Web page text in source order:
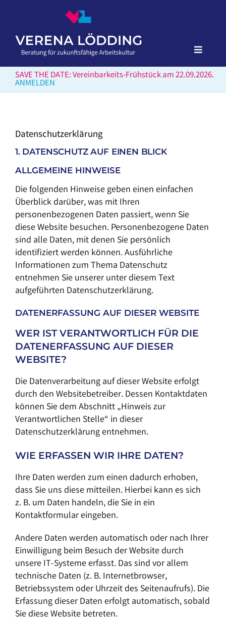
Toggle
BERATUNG
VORTRÄGE & WORKSHOPS
BLOG
KONTAKT
SAVE THE DATE: Vereinbarkeits-Frühstück am 22.09.2026.
ANMELDEN
Datenschutz­erklärung
1. DATENSCHUTZ AUF EINEN BLICK
ALLGEMEINE HINWEISE
Die folgenden Hinweise geben einen einfachen
Überblick darüber, was mit Ihren
personenbezogenen Daten passiert, wenn Sie
diese Website besuchen. Personenbezogene Daten
sind alle Daten, mit denen Sie persönlich
identifiziert werden können. Ausführliche
Informationen zum Thema Datenschutz
entnehmen Sie unserer unter diesem Text
aufgeführten Datenschutzerklärung.
DATENERFASSUNG AUF DIESER WEBSITE
WER IST VERANTWORTLICH FÜR DIE
DATENERFASSUNG AUF DIESER
WEBSITE?
Die Datenverarbeitung auf dieser Website erfolgt
durch den Websitebetreiber. Dessen Kontaktdaten
können Sie dem Abschnitt „Hinweis zur
Verantwortlichen Stelle“ in dieser
Datenschutzerklärung entnehmen.
WIE ERFASSEN WIR IHRE DATEN?
Ihre Daten werden zum einen dadurch erhoben,
dass Sie uns diese mitteilen. Hierbei kann es sich
z. B. um Daten handeln, die Sie in ein
Kontaktformular eingeben.
Andere Daten werden automatisch oder nach Ihrer
Einwilligung beim Besuch der Website durch
unsere IT-Systeme erfasst. Das sind vor allem
technische Daten (z. B. Internetbrowser,
Betriebssystem oder Uhrzeit des Seitenaufrufs). Die
Erfassung dieser Daten erfolgt automatisch, sobald
Sie diese Website betreten.